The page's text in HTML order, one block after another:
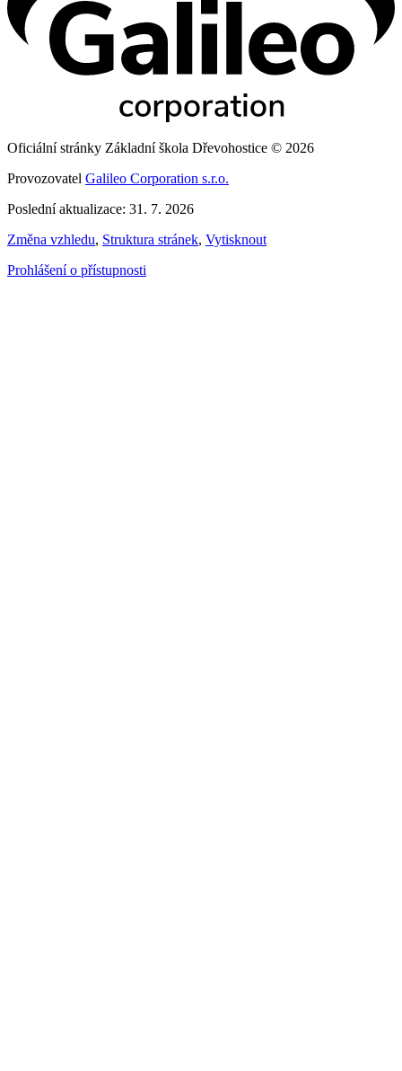
Oficiální stránky Základní škola Dřevohostice © 2026
Provozovatel Galileo Corporation s.r.o.
Poslední aktualizace: 31. 7. 2026
Změna vzhledu, Struktura stránek, Vytisknout
Prohlášení o přístupnosti